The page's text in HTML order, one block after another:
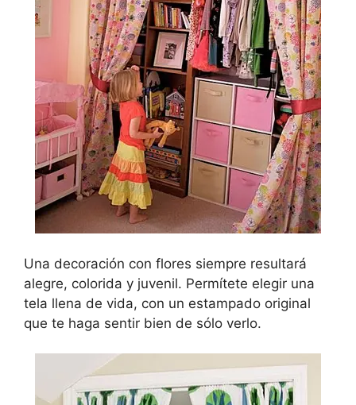
Una decoración con flores siempre resultará
alegre, colorida y juvenil. Permítete elegir una
tela llena de vida, con un estampado original
que te haga sentir bien de sólo verlo.